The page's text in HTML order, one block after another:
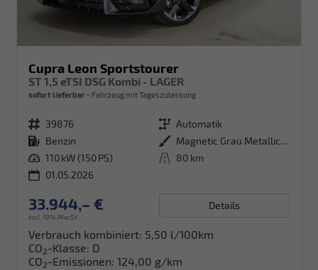
Cupra Leon Sportstourer
ST 1,5 eTSI DSG Kombi - LAGER
sofort lieferbar Fahrzeug mit Tageszulassung
Fahrzeugnr. 39876 Getriebe Automatik
Kraftstoff Benzin Außenfarbe
Magnetic Grau Metallic (S7)
Leistung 110 kW (150 PS) Kilometerstand 80 km
01.05.2026
33.944,– €
incl. 19% MwSt.
Details
Verbrauch kombiniert: 5,50 l/100km
CO2-Klasse: D
CO2-Emissionen: 124,00 g/km